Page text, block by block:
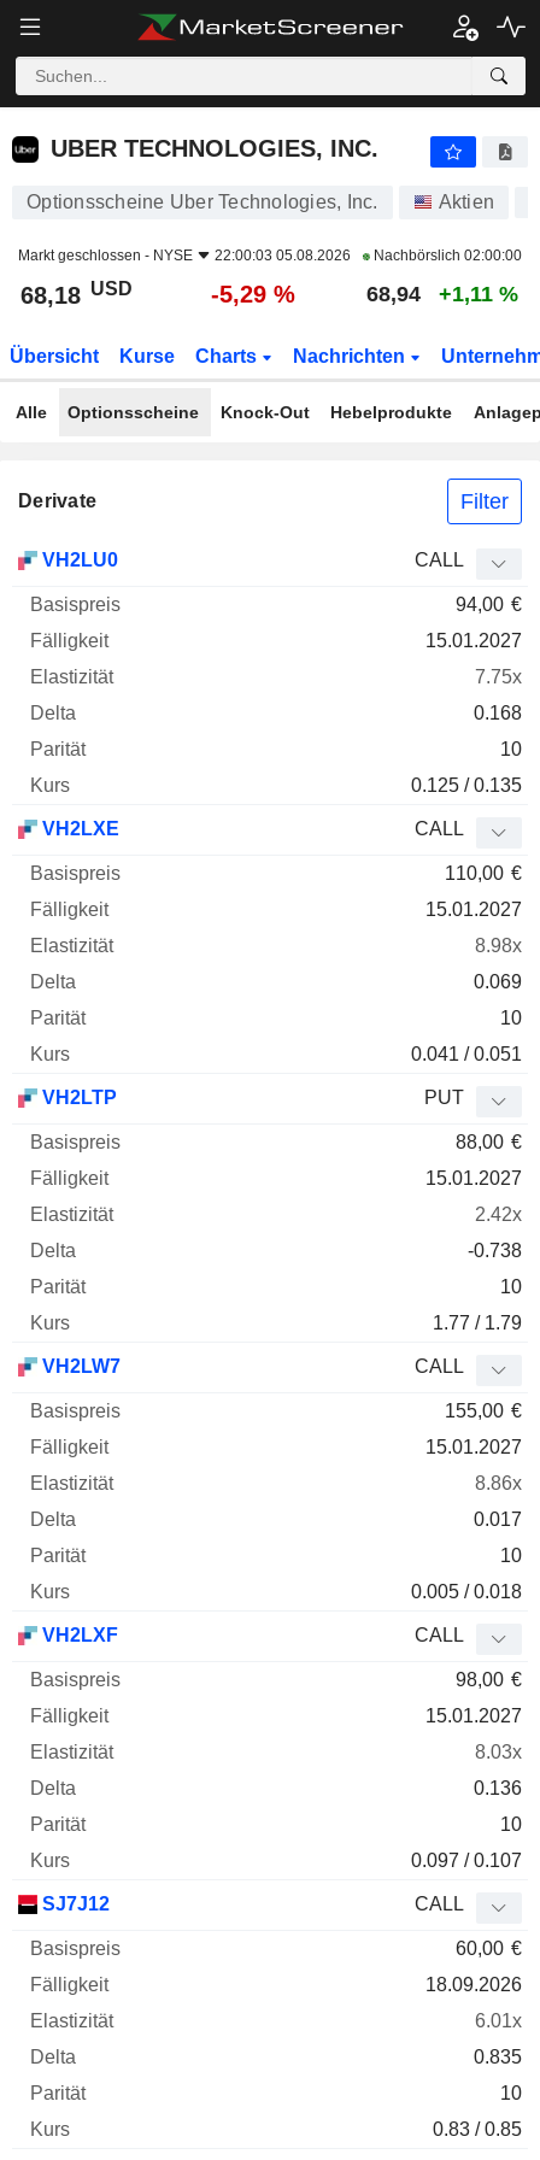
UBER TECHNOLOGIES, INC.
UBER TECHNOLOGIES, INC.
Optionsscheine Uber Technologies, Inc. Aktien
Markt geschlossen - NYSE 22:00:03 05.08.2026 Nachbörslich 02:00:00
68,18 USD -5,29 % 68,94 +1,11 %
Übersicht Kurse Charts Nachrichten
Alle Optionsscheine Knock-Out Hebelprodukte
Derivate Filter
Delta
VH2LU0 CALL
94,00 €
15.01.2027
7.75x
0.168
10
0.125 / 0.135
VH2LXE CALL
110,00 €
15.01.2027
8.98x
0.069
10
0.041 / 0.051
VH2LTP PUT
88,00 €
15.01.2027
2.42x
-0.738
10
1.77 / 1.79
VH2LW7 CALL
155,00 €
15.01.2027
8.86x
0.017
10
0.005 / 0.018
VH2LXF CALL
98,00 €
15.01.2027
8.03x
0.136
10
0.097 / 0.107
SJ7J12 CALL
60,00 €
18.09.2026
6.01x
0.835
10
0.83 / 0.85